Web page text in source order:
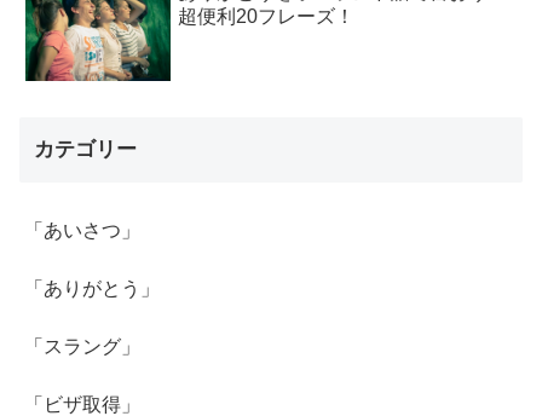
超便利20フレーズ！
カテゴリー
「あいさつ」
「ありがとう」
「スラング」
「ビザ取得」